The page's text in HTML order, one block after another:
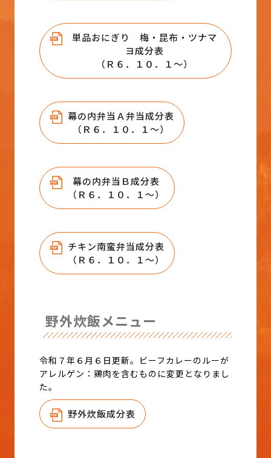
単品おにぎり 梅・昆布・ツナマ
ヨ成分表
（Ｒ６．１０．１～）
幕の内弁当Ａ弁当成分表
（Ｒ６．１０．１～）
幕の内弁当Ｂ成分表
（Ｒ６．１０．１～）
チキン南蛮弁当成分表
（Ｒ６．１０．１～）
野外炊飯メニュー
令和７年６月６日更新。ビーフカレーのルーが
アレルゲン：鶏肉を含むものに変更となりまし
た。
野外炊飯成分表